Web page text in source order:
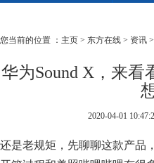
您当前的位置 ： 主页 > 东方在线 > 资讯
华为Sound X，来
2020-04-01
还是老规矩，先聊聊这款产品